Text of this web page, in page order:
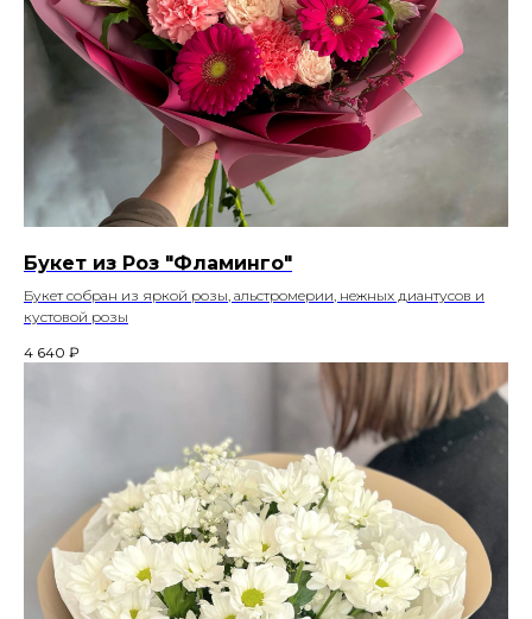
Букет из Роз "Фламинго"
Букет собран из яркой розы, альстромерии, нежных диантусов и
кустовой розы
4 640 ₽